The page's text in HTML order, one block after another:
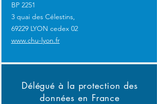
BP 2251
3 quai des Célestins,
69229 LYON cedex 02
www.chu-lyon.fr
Délégué à la protection des
données en France